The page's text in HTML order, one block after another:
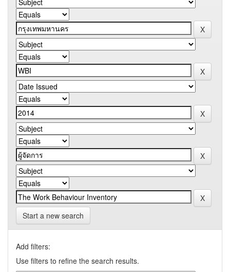
Start a new search
Add filters:
Use filters to refine the search results.